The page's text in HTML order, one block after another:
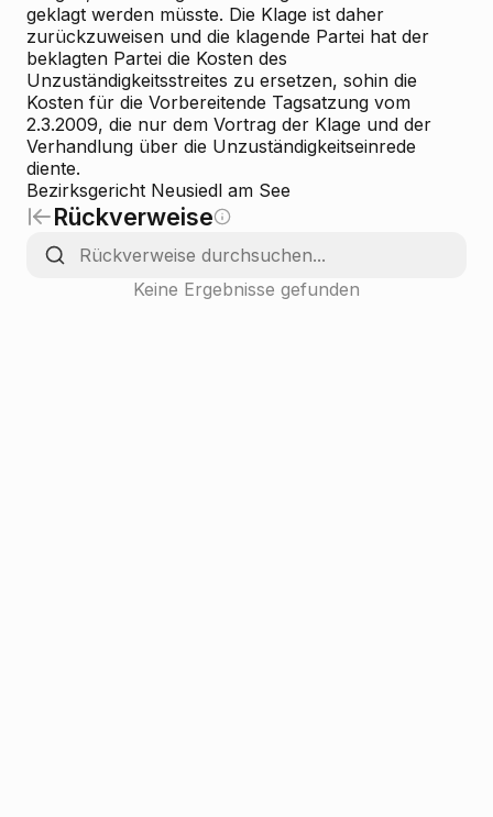
geklagt werden müsste. Die Klage ist daher
zurückzuweisen und die klagende Partei hat der
beklagten Partei die Kosten des
Unzuständigkeitsstreites zu ersetzen, sohin die
Kosten für die Vorbereitende Tagsatzung vom
2.3.2009, die nur dem Vortrag der Klage und der
Verhandlung über die Unzuständigkeitseinrede
diente.
Bezirksgericht Neusiedl am See
Rückverweise
Keine Ergebnisse gefunden